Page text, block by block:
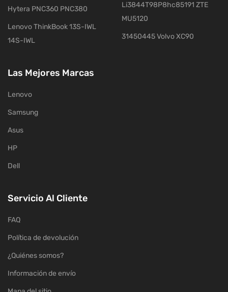
Hytera PNC360 PNC380
Lenovo ThinkBook 13S-IWL
14S-IWL
Li3844T98P8hc85191 ZTE
MU5120
31450445 Volvo XC90
Las Mejores Marcas
Lenovo
Samsung
Asus
HP
Dell
Servicio Al Cliente
FAQ
Política de devolución
¿Quiénes somos?
Información de envío